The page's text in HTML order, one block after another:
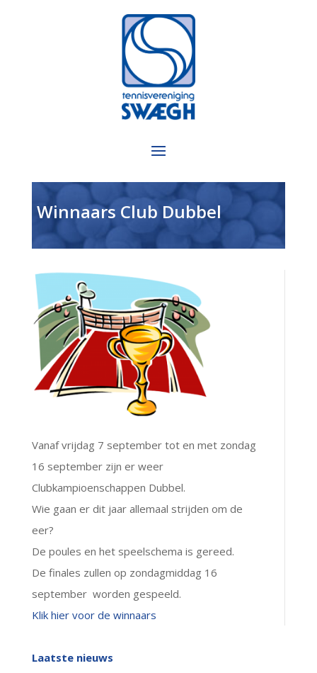
Winnaars Club Dubbel
Vanaf vrijdag 7 september tot en met zondag
16 september zijn er weer
Clubkampioenschappen Dubbel.
Wie gaan er dit jaar allemaal strijden om de
eer?
De poules en het speelschema is gereed.
De finales zullen op zondagmiddag 16
september worden gespeeld.
Klik hier voor de winnaars
Laatste nieuws